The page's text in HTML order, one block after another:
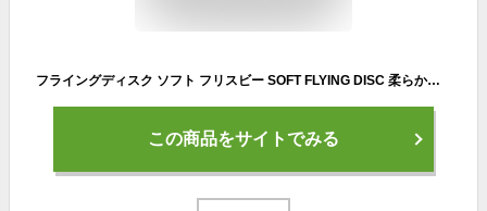
フライングディスク ソフト フリスビー SOFT FLYING DISC 柔らかい パステルカラー キッズ 子供 おしゃれ かわいい アウトドア おもちゃ キャンプ ピクニック 行楽 外遊び 犬 ペット 運動 公園 仲間 家族 友達 安全 メール便
この商品をサイトでみる